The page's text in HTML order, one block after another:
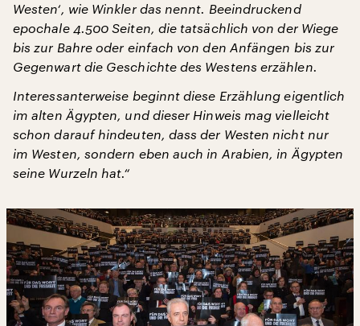
Westen‘, wie Winkler das nennt. Beeindruckend
epochale 4.500 Seiten, die tatsächlich von der Wiege
bis zur Bahre oder einfach von den Anfängen bis zur
Gegenwart die Geschichte des Westens erzählen.
Interessanterweise beginnt diese Erzählung eigentlich
im alten Ägypten, und dieser Hinweis mag vielleicht
schon darauf hindeuten, dass der Westen nicht nur
im Westen, sondern eben auch in Arabien, in Ägypten
seine Wurzeln hat.“